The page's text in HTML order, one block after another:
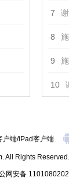
7
8
9
10
户端/iPad客户端
All Rights Reserved.
网安备